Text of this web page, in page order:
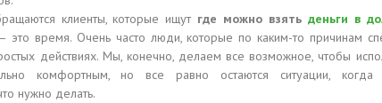
клиенты, которые ищут где можно взять деньги в
это время. Очень часто люди, которые по каким-то причинам
действиях. Мы, конечно, делаем все возможное, чтобы
комфортным, но все равно остаются ситуации,
нужно делать.